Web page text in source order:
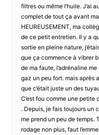
filtres ou même l’huile. J’ai
complet de tout ça avant
HEUREUSEMENT, ma
de ce petit entretien. Il y a
sortie en pleine nature,
que ça commence à vibrer
de ma faute, l’adrénaline
gaz un peu fort. mais après
que c’était juste un des
C’est fou comme une
. Depuis, je fais toujours un
me prend un peu de temps.
rodage non plus, faut